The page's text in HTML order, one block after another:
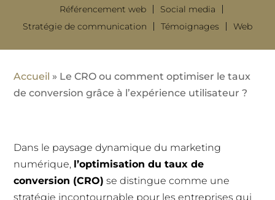
Référencement web
Social media
Stratégie de communication
Témoignages Web
Accueil » Le CRO ou comment optimiser le taux
de conversion grâce à l’expérience utilisateur ?
Dans le paysage dynamique du marketing
numérique, l’optimisation du taux de
conversion (CRO) se distingue comme une
stratégie incontournable pour les entreprises qui